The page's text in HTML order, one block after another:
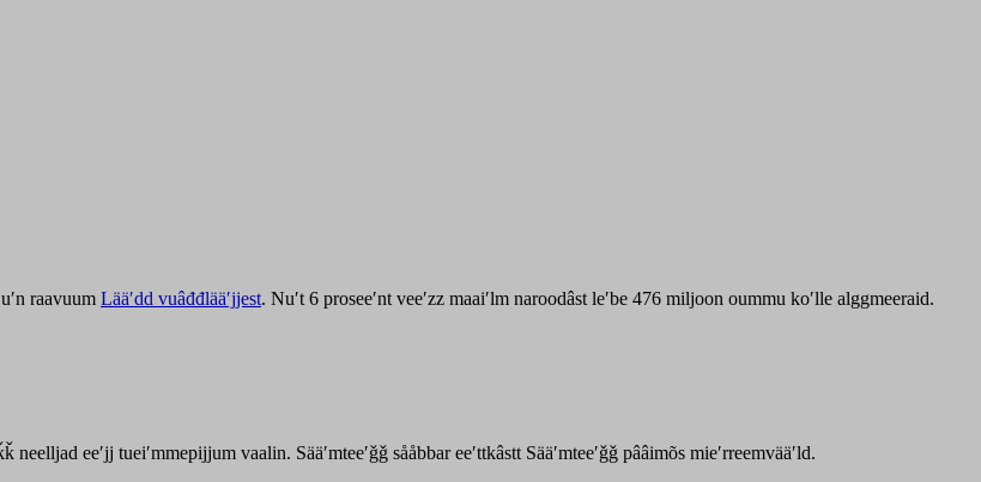
raavuum Lääʹdd vuâđđlääʹjjest. Nuʹt 6 proseeʹnt veeʹzz maaiʹlm naroodâst leʹbe 476 miljoon oummu koʹlle alggmeeraid.
eeʹjj tueiʹmmepijjum vaalin. Sääʹmteeʹǧǧ sååbbar eeʹttkâstt Sääʹmteeʹǧǧ pââimõs mieʹrreemvääʹld.